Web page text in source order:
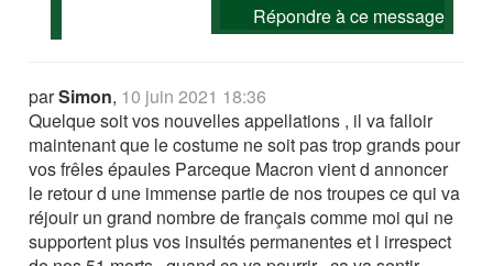
Répondre à ce message
parSimon, 10 juin 2021 18:36
Quelque soit vos nouvelles appellations , il va falloir
maintenant que le costume ne soit pas trop grands pour
vos frêles épaules Parceque Macron vient d annoncer
le retour d une immense partie de nos troupes ce qui va
réjouir un grand nombre de français comme moi qui ne
supportent plus vos insultés permanentes et l irrespect